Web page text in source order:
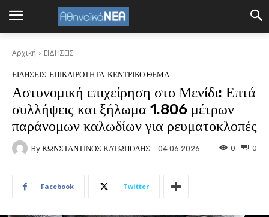
Αρχική ΕΙΔΗΣΕΙΣ
ΕΙΔΗΣΕΙΣ ΕΠΙΚΑΙΡΟΤΗΤΑ ΚΕΝΤΡΙΚΟ ΘΕΜΑ
Αστυνομική επιχείρηση στο Μενίδι: Επτά
συλλήψεις και ξήλωμα 1.806 μέτρων
παράνομων καλωδίων για ρευματοκλοπές
By ΚΩΝΣΤΑΝΤΙΝΟΣ ΚΑΤΩΠΟΔΗΣ 04.06.2026 0
0
Facebook Twitter